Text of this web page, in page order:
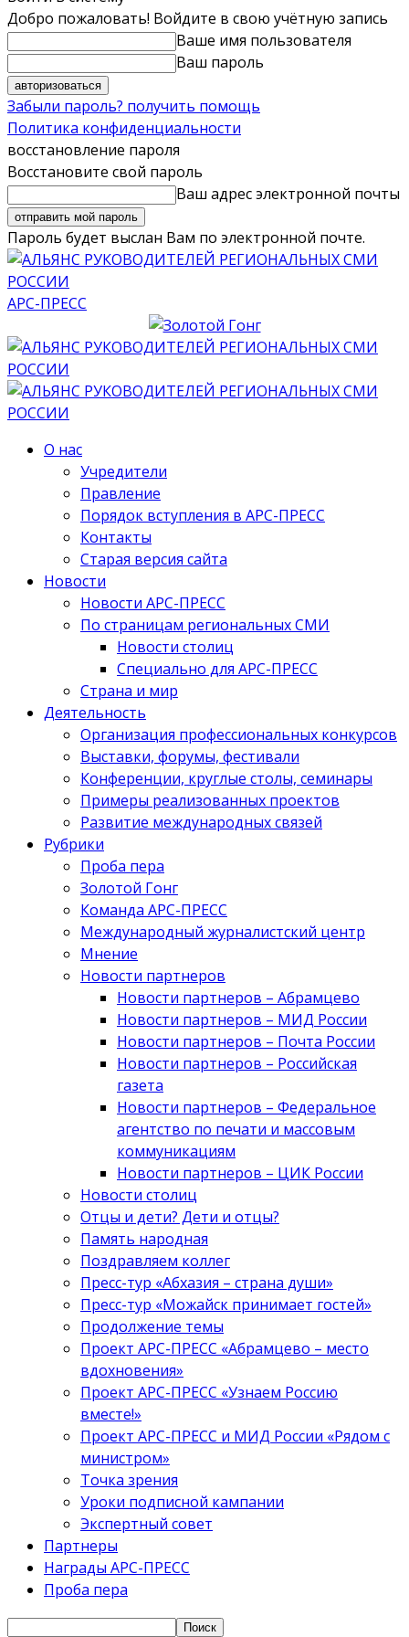
Добро пожаловать! Войдите в свою учётную запись
Ваше имя пользователя
Ваш пароль
Забыли пароль? получить помощь
Политика конфиденциальности
восстановление пароля
Восстановите свой пароль
Ваш адрес электронной почты
Пароль будет выслан Вам по электронной почте.
АРС-ПРЕСС
О нас
Учредители
Правление
Порядок вступления в АРС-ПРЕСС
Контакты
Старая версия сайта
Новости
Новости АРС-ПРЕСС
По страницам региональных СМИ
Новости столиц
Специально для АРС-ПРЕСС
Страна и мир
Деятельность
Организация профессиональных конкурсов
Выставки, форумы, фестивали
Конференции, круглые столы, семинары
Примеры реализованных проектов
Развитие международных связей
Рубрики
Проба пера
Золотой Гонг
Команда АРС-ПРЕСС
Международный журналистский центр
Мнение
Новости партнеров
Новости партнеров – Абрамцево
Новости партнеров – МИД России
Новости партнеров – Почта России
Новости партнеров – Российская
газета
Новости партнеров – Федеральное
агентство по печати и массовым
коммуникациям
Новости партнеров – ЦИК России
Новости столиц
Отцы и дети? Дети и отцы?
Память народная
Поздравляем коллег
Пресс-тур «Абхазия – страна души»
Пресс-тур «Можайск принимает гостей»
Продолжение темы
Проект АРС-ПРЕСС «Абрамцево – место
вдохновения»
Проект АРС-ПРЕСС «Узнаем Россию
вместе!»
Проект АРС-ПРЕСС и МИД России «Рядом с
министром»
Точка зрения
Уроки подписной кампании
Экспертный совет
Партнеры
Награды АРС-ПРЕСС
Проба пера